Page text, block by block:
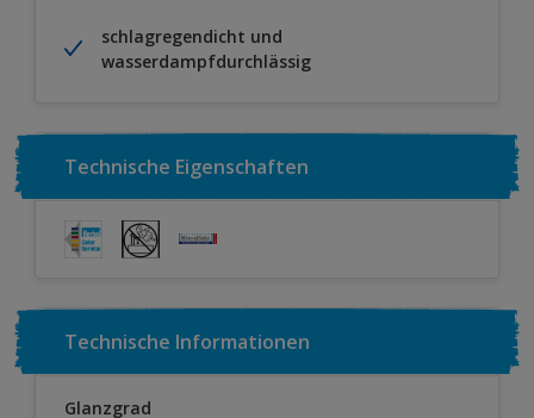
schlagregendicht und
wasserdampfdurchlässig
Technische Eigenschaften
Technische Informationen
Glanzgrad